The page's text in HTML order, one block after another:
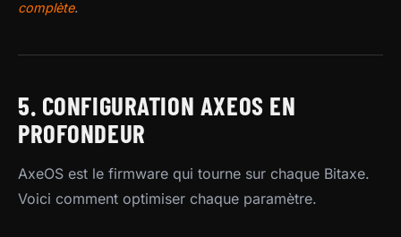
complète.
5. CONFIGURATION AXEOS EN
PROFONDEUR
AxeOS est le firmware qui tourne sur chaque Bitaxe.
Voici comment optimiser chaque paramètre.